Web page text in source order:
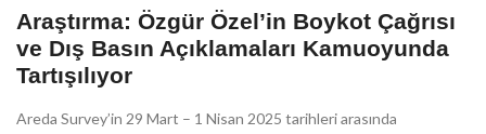
Araştırma: Özgür Özel’in Boykot Çağrısı
ve Dış Basın Açıklamaları Kamuoyunda
Tartışılıyor
Areda Survey’in 29 Mart – 1 Nisan 2025 tarihleri arasında